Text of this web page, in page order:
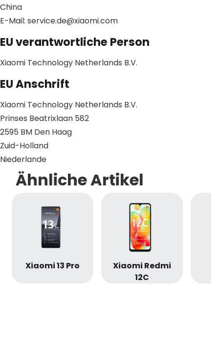
China
E-Mail: service.de@xiaomi.com
EU verantwortliche Person
Xiaomi Technology Netherlands B.V.
EU Anschrift
Xiaomi Technology Netherlands B.V.
Prinses Beatrixlaan 582
2595 BM Den Haag
Zuid-Holland
Niederlande
Ähnliche Artikel
Xiaomi 13 Pro
Xiaomi Redmi
12C